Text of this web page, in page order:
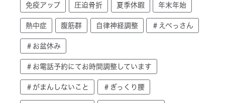
免疫アップ 圧迫骨折 夏季休暇 年末年始
熱中症 腹筋群 自律神経調整 ＃えべっさん
＃お盆休み
＃お電話予約にてお時間調整しています
＃がまんしないこと ＃ぎっくり腰